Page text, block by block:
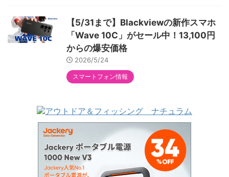
【5/31まで】Blackviewの新作スマホ
「Wave 10C」がセール中！13,100円
からの爆安価格
2026/5/24
スマートフォン情報